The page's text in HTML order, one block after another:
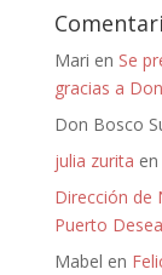
Mari en Se
gracias a
Don Bosco
julia zurita en
Dirección de
Puerto
Mabel en